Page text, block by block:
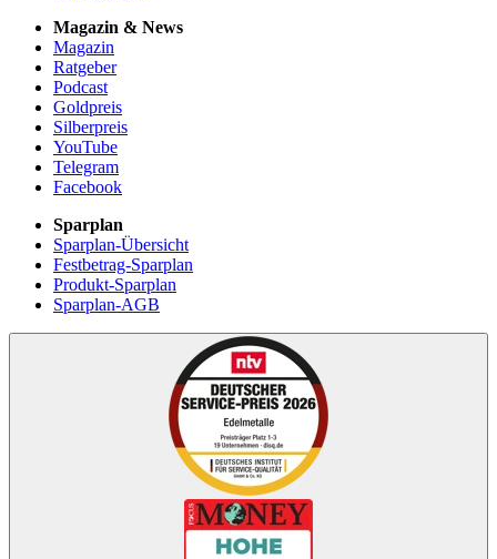
Magazin & News
Magazin
Ratgeber
Podcast
Goldpreis
Silberpreis
YouTube
Telegram
Facebook
Sparplan
Sparplan-Übersicht
Festbetrag-Sparplan
Produkt-Sparplan
Sparplan-AGB